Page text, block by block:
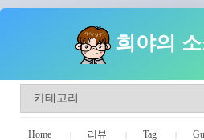
희야의
Home 리뷰 Tag